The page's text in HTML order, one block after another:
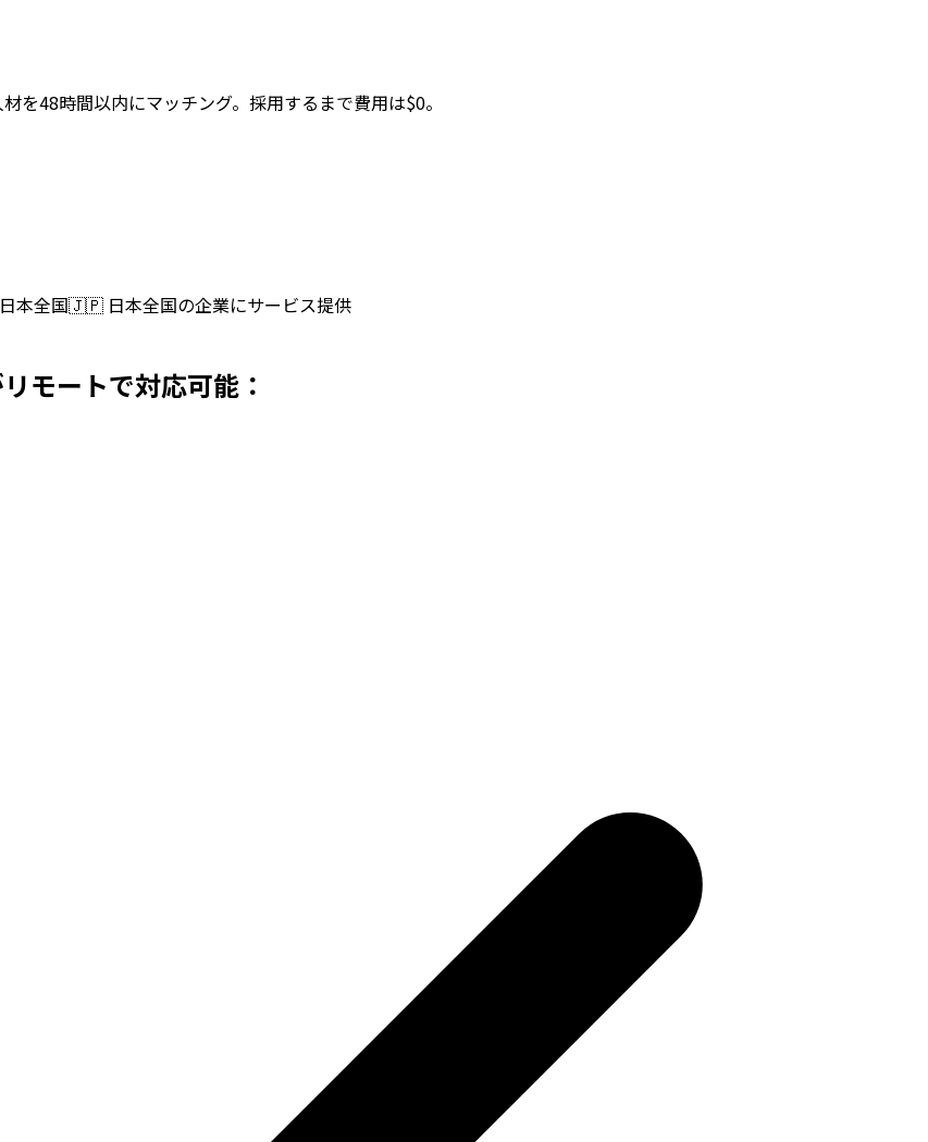
48時間以内にマッチング。採用するまで費用は$0。
日本全国🇯🇵 日本全国の企業にサービス提供
モートで対応可能：